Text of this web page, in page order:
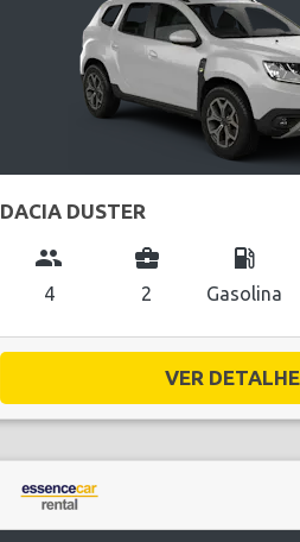
DACIA DUSTER
group
4
business_center
2
local_gas_station
Gasolina
VER